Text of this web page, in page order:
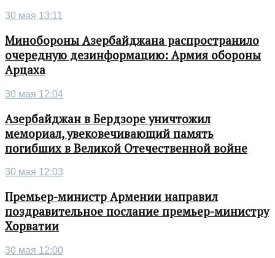
30 мая 13:11
Минобороны Азербайджана распространило
очередную дезинформацию: Армия обороны
Арцаха
30 мая 12:04
Азербайджан в Бердзоре уничтожил
мемориал, увековечивающий память
погибших в Великой Отечественной войне
30 мая 12:03
Премьер-министр Армении направил
поздравительное послание премьер-министру
Хорватии
30 мая 12:00